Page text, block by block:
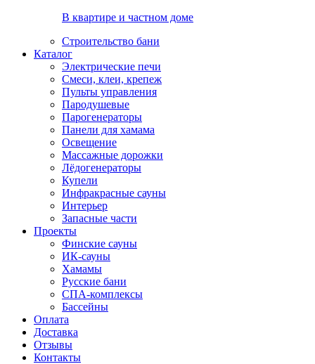
В квартире и частном доме
Строительство бани
Каталог
Электрические печи
Смеси, клеи, крепеж
Пульты управления
Пародушевые
Парогенераторы
Панели для хамама
Освещение
Массажные дорожки
Лёдогенераторы
Купели
Инфракрасные сауны
Интерьер
Запасные части
Проекты
Финские сауны
ИК-сауны
Хамамы
Русские бани
СПА-комплексы
Бассейны
Оплата
Доставка
Отзывы
Контакты